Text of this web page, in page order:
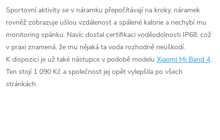
Sportovní aktivity se v náramku přepočítávají na kroky, náramek
rovněž zobrazuje ušlou vzdálenost a spálené kalorie a nechybí mu
monitoring spánku. Navíc dostal certifikaci voděodolnosti IP68, což
v praxi znamená, že mu nějaká ta voda rozhodně neuškodí.
K dispozici je už také nástupce v podobě modelu Xiaomi Mi Band 4.
Ten stojí 1 090 Kč a společnost jej opět vylepšila po všech
stránkách.